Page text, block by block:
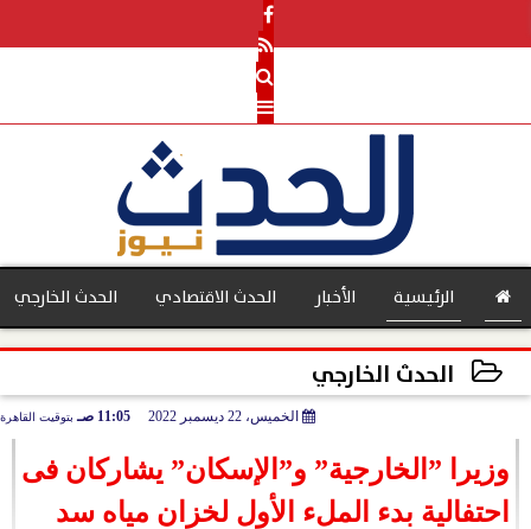
الرئيسية الأخبار الحدث الاقتصادي
بنوك
الحدث الخارجي
الحدث الخارجي
الخميس، 22 ديسمبر 2022 11:05 صـ بتوقيت القاهرة
وزيرا ”الخارجية” و”الإسكان” يشاركان فى
احتفالية بدء الملء الأول لخزان مياه سد